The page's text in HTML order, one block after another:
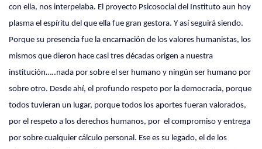
con ella, nos interpelaba. El proyecto Psicosocial del Instituto aun hoy
plasma el espíritu del que ella fue gran gestora. Y así seguirá siendo.
Porque su presencia fue la encarnación de los valores humanistas, los
mismos que dieron hace casi tres décadas origen a nuestra
institución…..nada por sobre el ser humano y ningún ser humano por
sobre otro. Desde ahí, el profundo respeto por la democracia, porque
todos tuvieran un lugar, porque todos los aportes fueran valorados,
por el respeto a los derechos humanos, por el compromiso y entrega
por sobre cualquier cálculo personal. Ese es su legado, el de los